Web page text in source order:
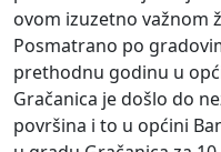
ovom izuzetno važnom
Posmatrano po
prethodnu godinu u
Gračanica je došlo do
površina i to u općini